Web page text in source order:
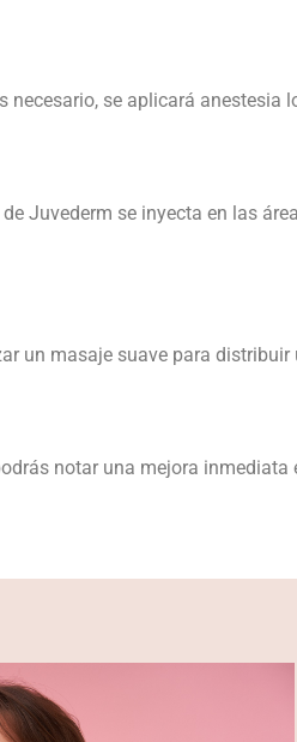
necesario, se aplicará
Juvederm se inyecta en las
un masaje suave para
notar una mejora